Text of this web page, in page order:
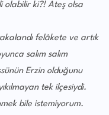
olabilir ki?! Ateş olsa
felâkete ve artık
salım salım
Erzin olduğunu
tek ilçesiydi.
bile istemiyorum.